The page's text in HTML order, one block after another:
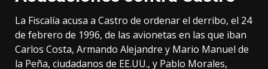
La Fiscalía acusa a Castro de ordenar el derribo, el 24
de febrero de 1996, de las avionetas en las que iban
Carlos Costa, Armando Alejandre y Mario Manuel de
la Peña, ciudadanos de EE.UU., y Pablo Morales,